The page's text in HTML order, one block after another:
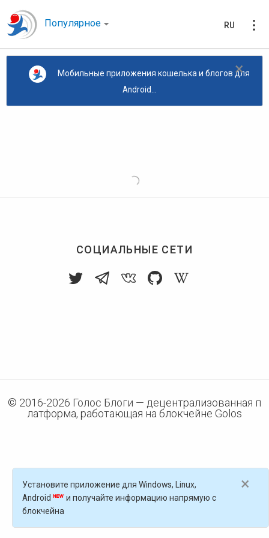
Популярное RU
×
Мобильные приложения кошелька и блогов для
Android...
СОЦИАЛЬНЫЕ СЕТИ
© 2016-2026 Голос Блоги — децентрализованная п
латформа, работающая на блокчейне Golos
×
Установите приложение для Windows, Linux,
Android
и получайте информацию напрямую с
блокчейна